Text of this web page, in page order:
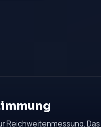
Reichweitenmessung.